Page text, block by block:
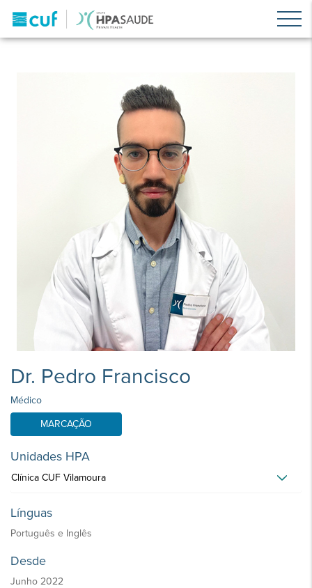
Dr. Pedro Francisco
Médico
MARCAÇÃO
Unidades HPA
Clínica CUF Vilamoura
Línguas
Português e Inglês
Desde
Junho 2022